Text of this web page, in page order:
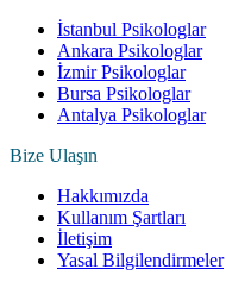
İstanbul Psikologlar
Ankara Psikologlar
İzmir Psikologlar
Bursa Psikologlar
Antalya Psikologlar
Bize Ulaşın
Hakkımızda
Kullanım Şartları
İletişim
Yasal Bilgilendirmeler